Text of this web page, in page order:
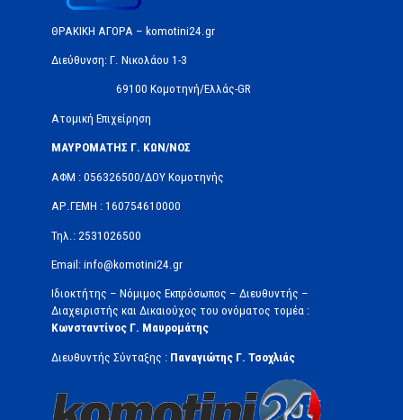
ΘΡΑΚΙΚΗ ΑΓΟΡΑ – komotini24.gr
Διεύθυνση: Γ. Νικολάου 1-3
69100 Κομοτηνή/Ελλάς-GR
Ατομική Επιχείρηση
ΜΑΥΡΟΜΑΤΗΣ Γ. ΚΩΝ/ΝΟΣ
ΑΦΜ : 056326500/ΔOΥ Κομοτηνής
ΑΡ.ΓΕΜΗ : 160754610000
Τηλ.: 2531026500
Email: info@komotini24.gr
Ιδιοκτήτης – Νόμιμος Εκπρόσωπος – Διευθυντής –
Διαχειριστής και Δικαιούχος του ονόματος τομέα :
Κωνσταντίνος Γ. Μαυρομάτης
Διευθυντής Σύνταξης : Παναγιώτης Γ. Τσοχλιάς